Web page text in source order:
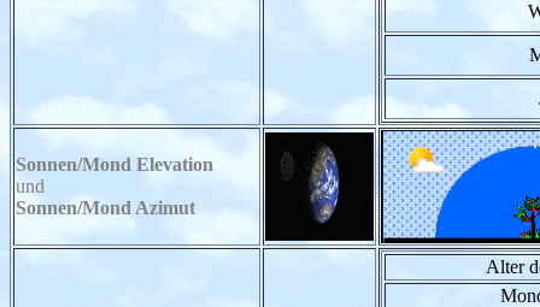
Sonnen/Mond Elevation
und
Sonnen/Mond Azimut
Alter